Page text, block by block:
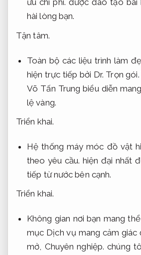
ưu chi phí. được đào tạo bài
hài lòng bạn.
Tận tâm.
Toàn bộ các liệu trình làm
hiện trực tiếp bởi Dr. Trọn gói.
Võ Tấn Trung biểu diễn
lệ vàng.
Triển khai.
Hệ thống máy móc đồ vật
theo yêu cầu. hiện đại nhất
tiếp từ nước bên cạnh.
Triển khai.
Không gian nơi bạn mang
mục Dịch vụ mang cảm giác
mở, Chuyên nghiệp. chúng